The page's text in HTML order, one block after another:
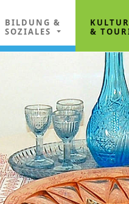
BILDUNG &
SOZIALES
&